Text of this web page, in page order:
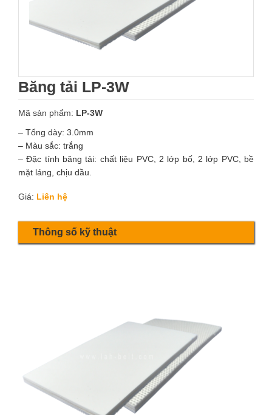
Băng tải LP-3W
Mã sản phẩm: LP-3W
– Tổng dày: 3.0mm
– Màu sắc: trắng
– Đặc tính băng tải: chất liệu PVC, 2 lớp bố, 2 lớp PVC, bề
mặt láng, chịu dầu.
Giá: Liên hệ
Thông số kỹ thuật